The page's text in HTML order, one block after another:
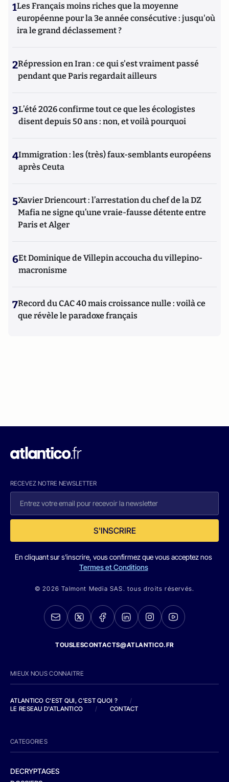
1Les Français moins riches que la moyenne
européenne pour la 3e année consécutive : jusqu'où
ira le grand déclassement ?
2Répression en Iran : ce qui s'est vraiment passé
pendant que Paris regardait ailleurs
3L’été 2026 confirme tout ce que les écologistes
disent depuis 50 ans : non, et voilà pourquoi
4Immigration : les (très) faux-semblants européens
après Ceuta
5Xavier Driencourt : l’arrestation du chef de la DZ
Mafia ne signe qu’une vraie-fausse détente entre
Paris et Alger
6Et Dominique de Villepin accoucha du villepino-
macronisme
7Record du CAC 40 mais croissance nulle : voilà ce
que révèle le paradoxe français
RECEVEZ NOTRE NEWSLETTER
S'INSCRIRE
En cliquant sur s'inscrire, vous confirmez que vous acceptez nos
Termes et Conditions
© 2026 Talmont Media SAS. tous droits réservés.
TOUSLESCONTACTS@ATLANTICO.FR
MIEUX NOUS CONNAITRE
ATLANTICO C'EST QUI, C'EST QUOI ?
/
LE RESEAU D'ATLANTICO
/ CONTACT
CATEGORIES
DECRYPTAGES